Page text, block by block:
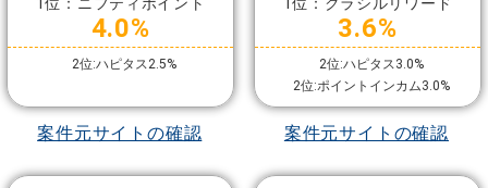
1位：ニフティポイント
4.0%
2位:ハピタス2.5%
案件元サイトの確認
1位：クラシルリワード
3.6%
2位:ハピタス3.0%
2位:ポイントインカム3.0%
案件元サイトの確認